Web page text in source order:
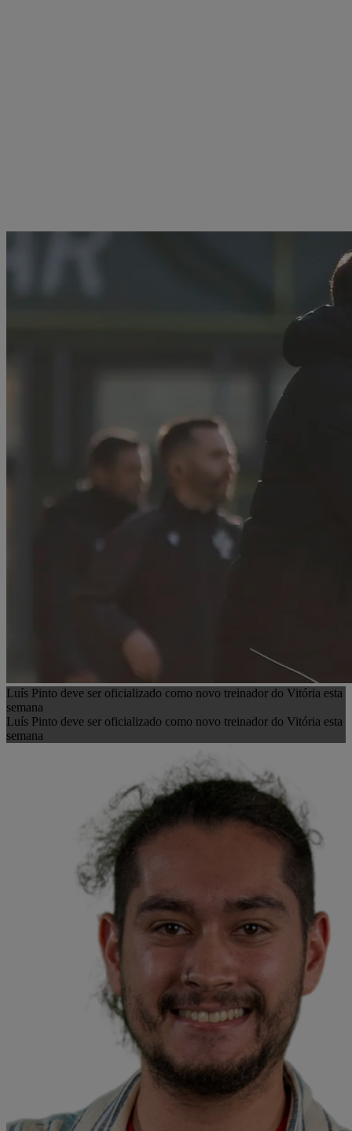
Luís Pinto deve ser oficializado como novo treinador do Vitória esta
semana
Luís Pinto deve ser oficializado como novo treinador do Vitória esta
semana